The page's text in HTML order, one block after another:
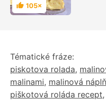
Hodnocení
105×
Tématické fráze:
piskotova rolada,
malinami, malinová náplň
piškotová roláda recept,